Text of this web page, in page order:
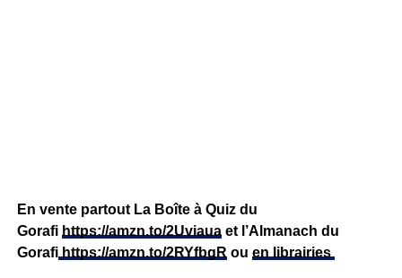
En vente partout La Boîte à Quiz du
Gorafi https://amzn.to/2Uviauaet l’Almanach du
Gorafihttps://amzn.to/2RYfbgR ou en librairies